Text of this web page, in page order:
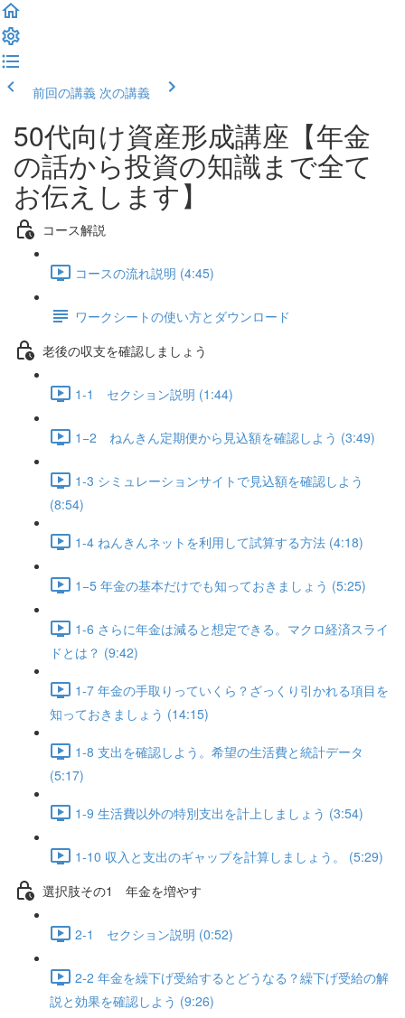
前回の講義 次の講義
50代向け資産形成講座【年金
の話から投資の知識まで全て
お伝えします】
コース解説
コースの流れ説明 (4:45)
ワークシートの使い方とダウンロード
老後の収支を確認しましょう
1-1 セクション説明 (1:44)
1−2 ねんきん定期便から見込額を確認しよう (3:49)
1-3 シミュレーションサイトで見込額を確認しよう
(8:54)
1-4 ねんきんネットを利用して試算する方法 (4:18)
1−5 年金の基本だけでも知っておきましょう (5:25)
1-6 さらに年金は減ると想定できる。マクロ経済スライ
ドとは？ (9:42)
1-7 年金の手取りっていくら？ざっくり引かれる項目を
知っておきましょう (14:15)
1-8 支出を確認しよう。希望の生活費と統計データ
(5:17)
1-9 生活費以外の特別支出を計上しましょう (3:54)
1-10 収入と支出のギャップを計算しましょう。 (5:29)
選択肢その1 年金を増やす
2-1 セクション説明 (0:52)
2-2 年金を繰下げ受給するとどうなる？繰下げ受給の解
説と効果を確認しよう (9:26)